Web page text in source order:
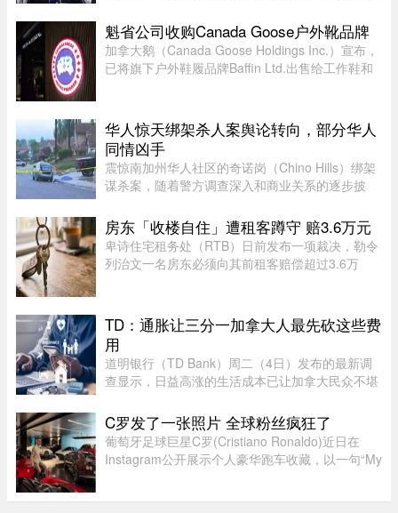
室签署新行政令，再一次向"生育旅游"开刀。"他们
把出生公民权变成了一个 ...
魁省公司收购Canada Goose户外靴品牌
加拿大鹅（Canada Goose Holdings Inc.）宣布，
已将旗下户外鞋履品牌Baffin Ltd.出售给工作鞋和
旨在简化运营模式，将更 ...
华人惊天绑架杀人案舆论转向，部分华人
同情凶手
震惊南加州华人社区的奇诺岗（Chino Hills）绑架
谋杀案，随着警方调查深入和商业关系的逐步披
中的舆论风向开始出现微妙变化。部分华人社区成
员开始对已遭警方击毙的 ...
房东「收楼自住」遭租客蹲守 赔3.6万元
卑诗住宅租务处（RTB）日前发布一项裁决，勒令
列治文一名房东必须向其前租客赔偿超过3.6万
闲置整整一年无人入住，因而遭 ...
TD：通胀让三分一加拿大人最先砍这些费
用
道明银行（TD Bank）周二（4日）发布的最新调
查显示，日益高涨的生活成本已让加拿大民众不堪
Global News报道，道明保险（TD Insurance）的
数据指出，33%的加拿大民众为了节 ...
C罗发了一张照片 全球粉丝疯狂了
葡萄牙足球巨星C罗(Cristiano Ronaldo)近日在
Instagram公开展示个人豪华跑车收藏，以一句“My